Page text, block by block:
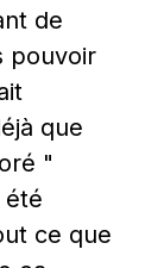
de
pouvoir
que
"
été
ce que